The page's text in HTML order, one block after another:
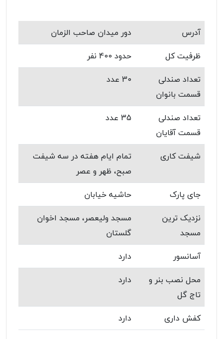
آدرس
دور میدان صاحب الزمان
ظرفیت کل
حدود 400 نفر
تعداد صندلی
قسمت بانوان
30 عدد
تعداد صندلی
قسمت آقایان
35 عدد
شیفت کاری
تمام ایام هفته در سه شیفت
صبح، ظهر و عصر
جای پارک
حاشیه خیابان
نزدیک ترین
مسجد
مسجد ولیعصر، مسجد اخوان
گلستان
آسانسور
دارد
محل نصب بنر و
تاج گل
دارد
کفش داری دارد